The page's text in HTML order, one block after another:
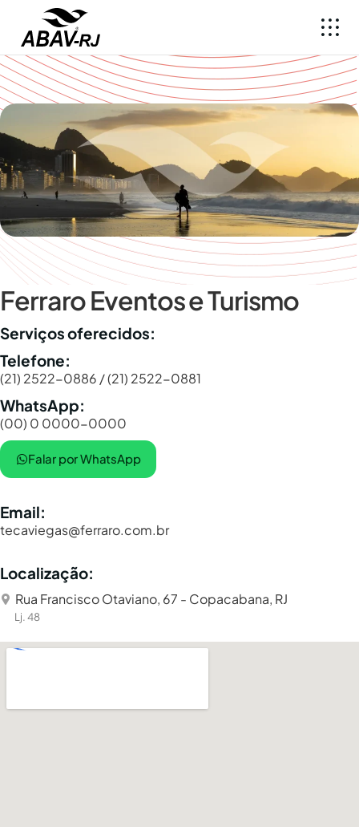
Ferraro Eventos e Turismo
Serviços oferecidos:
Telefone:
(21) 2522-0886 / (21) 2522-0881
WhatsApp:
(00) 0 0000-0000
Falar por WhatsApp
Email:
tecaviegas@ferraro.com.br
Localização:
Rua Francisco Otaviano, 67 - Copacabana, RJ
Lj. 48